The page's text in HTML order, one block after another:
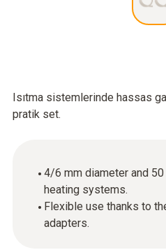
Isıtma sistemlerinde hassas
pratik set.
4/6 mm diameter and
heating systems.
Flexible use thanks to
adapters.